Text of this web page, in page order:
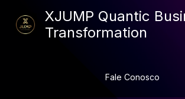
para
XJUMP Quantic
Transformation
Fale Conosco